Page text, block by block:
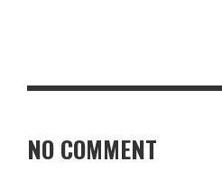
NO COMMENT